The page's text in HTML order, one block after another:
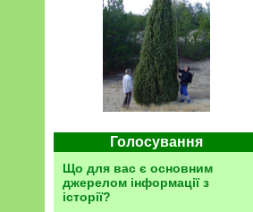
Голосування
Що для вас є основним
джерелом інформації з
історії?